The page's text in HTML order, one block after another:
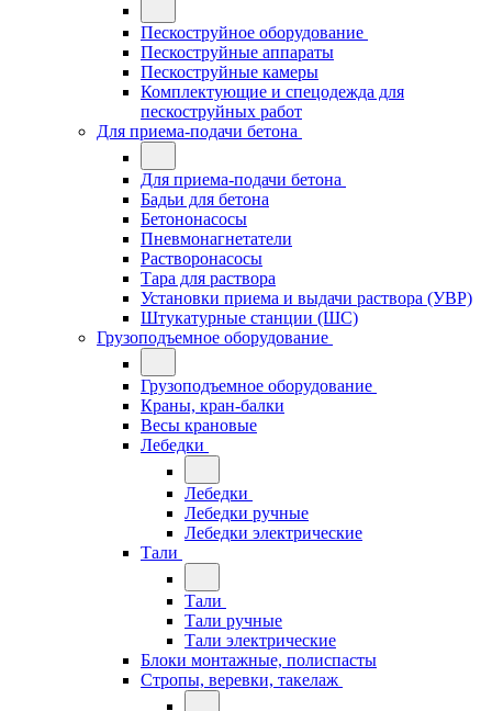
Пескоструйное оборудование
Пескоструйные аппараты
Пескоструйные камеры
Комплектующие и спецодежда для
пескоструйных работ
Для приема-подачи бетона
Для приема-подачи бетона
Бадьи для бетона
Бетононасосы
Пневмонагнетатели
Растворонасосы
Тара для раствора
Установки приема и выдачи раствора (УВР)
Штукатурные станции (ШС)
Грузоподъемное оборудование
Грузоподъемное оборудование
Краны, кран-балки
Весы крановые
Лебедки
Лебедки
Лебедки ручные
Лебедки электрические
Тали
Тали
Тали ручные
Тали электрические
Блоки монтажные, полиспасты
Стропы, веревки, такелаж